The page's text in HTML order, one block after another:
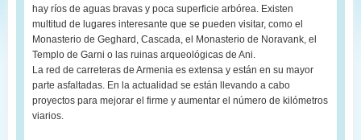
hay ríos de aguas bravas y poca superficie arbórea. Existen
multitud de lugares interesante que se pueden visitar, como el
Monasterio de Geghard, Cascada, el Monasterio de Noravank, el
Templo de Garni o las ruinas arqueológicas de Ani.
La red de carreteras de Armenia es extensa y están en su mayor
parte asfaltadas. En la actualidad se están llevando a cabo
proyectos para mejorar el firme y aumentar el número de kilómetros
viarios.